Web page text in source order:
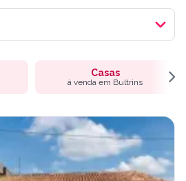
Casas
à venda em Bultrins